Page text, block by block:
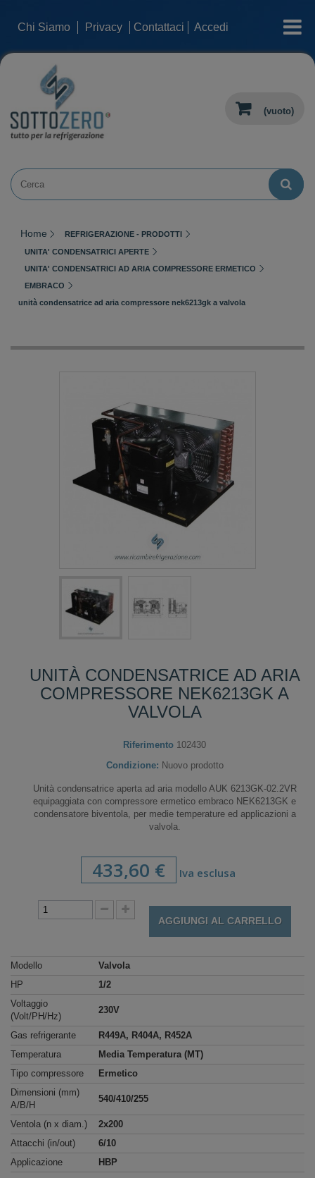
Chi Siamo Privacy Contattaci Accedi categorie
(vuoto)
Home REFRIGERAZIONE - PRODOTTI
UNITA' CONDENSATRICI APERTE
UNITA' CONDENSATRICI AD ARIA COMPRESSORE ERMETICO
EMBRACO
unità condensatrice ad aria compressore nek6213gk a valvola
UNITÀ CONDENSATRICE AD ARIA
COMPRESSORE NEK6213GK A
VALVOLA
Riferimento 102430
Condizione: Nuovo prodotto
Unità condensatrice aperta ad aria modello AUK 6213GK-02.2VR
equipaggiata con compressore ermetico embraco NEK6213GK e
condensatore biventola, per medie temperature ed applicazioni a
valvola.
433,60 € Iva esclusa
AGGIUNGI AL CARRELLO
Modello
Valvola
HP
1/2
Voltaggio
(Volt/PH/Hz)
230V
Gas refrigerante
R449A, R404A, R452A
Temperatura
Media Temperatura (MT)
Tipo compressore
Ermetico
Dimensioni (mm)
A/B/H
540/410/255
Ventola (n x diam.)
2x200
Attacchi (in/out)
6/10
Applicazione
HBP